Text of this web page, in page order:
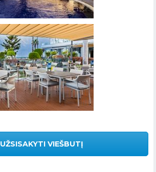
UŽSISAKYTI VIEŠBUTĮ